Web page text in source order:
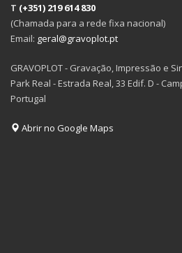
T (+351) 219 614 830
(Chamada para a rede fixa nacional)
Email: geral@gravoplot.pt
GRAVOPLOT - Gravação, Impressão e
Park Real - Estrada Real, 33 Edif. D -
Portugal
Abrir no Google Maps